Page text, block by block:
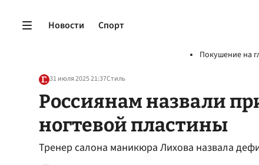
Новости Спорт
Покушение на
31 июля 2025 21:37Стиль
Россиянам назвали
ногтевой пластины
Тренер салона маникюра Лихова назвала